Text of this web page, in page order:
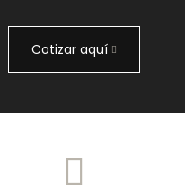
Cotizar aquí